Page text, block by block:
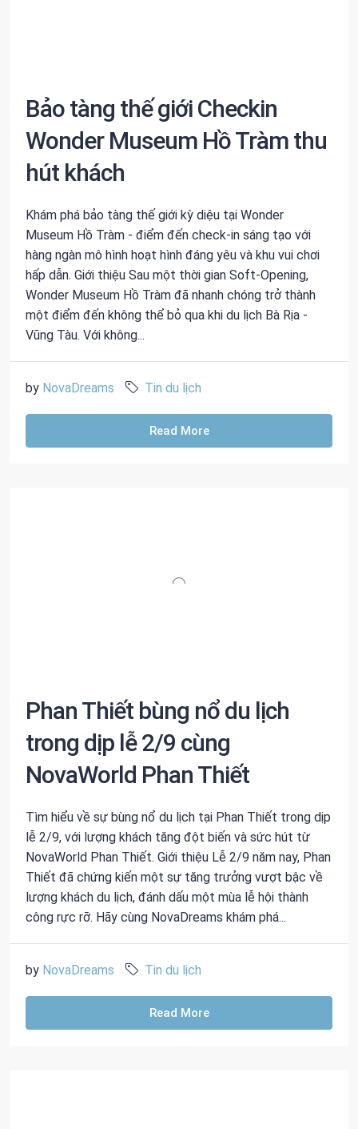
Bảo tàng thế giới Checkin
Wonder Museum Hồ Tràm thu
hút khách
Khám phá bảo tàng thế giới kỳ diệu tại Wonder
Museum Hồ Tràm - điểm đến check-in sáng tạo với
hàng ngàn mô hình hoạt hình đáng yêu và khu vui chơi
hấp dẫn. Giới thiệu Sau một thời gian Soft-Opening,
Wonder Museum Hồ Tràm đã nhanh chóng trở thành
một điểm đến không thể bỏ qua khi du lịch Bà Rịa -
Vũng Tàu. Với không...
by NovaDreams Tin du lịch
Read More
Phan Thiết bùng nổ du lịch
trong dịp lễ 2/9 cùng
NovaWorld Phan Thiết
Tìm hiểu về sự bùng nổ du lịch tại Phan Thiết trong dịp
lễ 2/9, với lượng khách tăng đột biến và sức hút từ
NovaWorld Phan Thiết. Giới thiệu Lễ 2/9 năm nay, Phan
Thiết đã chứng kiến một sự tăng trưởng vượt bậc về
lượng khách du lịch, đánh dấu một mùa lễ hội thành
công rực rỡ. Hãy cùng NovaDreams khám phá...
by NovaDreams Tin du lịch
Read More